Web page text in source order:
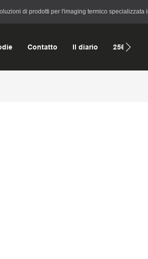
di prodotti per l'imaging termico
Contatto Il diario 256×192